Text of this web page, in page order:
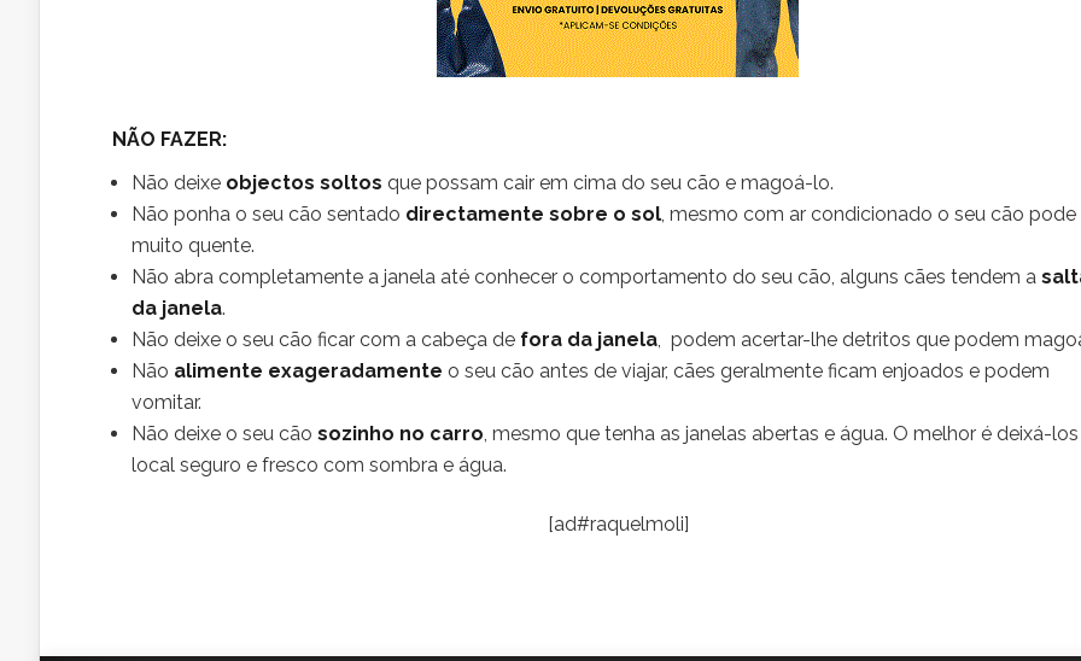
NÃO FAZER:
Não deixe objectos soltos que possam cair em cima do seu cão e magoá-lo.
Não ponha o seu cão sentado directamente sobre o sol, mesmo com ar condicionado o seu cão pode
muito quente.
Não abra completamente a janela até conhecer o comportamento do seu cão, alguns cães tendem a
da janela.
Não deixe o seu cão ficar com a cabeça de fora da janela, podem acertar-lhe detritos que podem
Não alimente exageradamente o seu cão antes de viajar, cães geralmente ficam enjoados e podem
vomitar.
Não deixe o seu cão sozinho no carro, mesmo que tenha as janelas abertas e água. O melhor é deixá-
local seguro e fresco com sombra e água.
[ad#raquelmoli]